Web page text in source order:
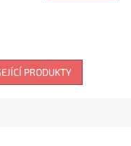
PRODUKTY